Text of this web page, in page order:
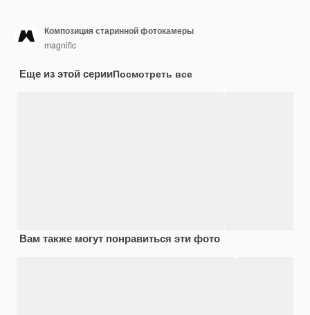
Композиция старинной фотокамеры
magnific
Еще из этой серииПосмотреть все
Вам также могут понравиться эти фото